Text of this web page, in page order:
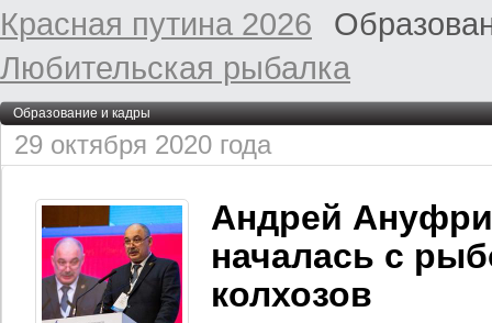
Красная путина 2026
Любительская рыбалка
Образование и кадры
29 октября 2020 года
Андрей
началась с
колхозов